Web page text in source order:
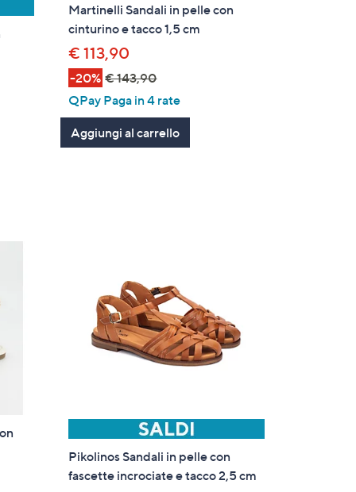
Martinelli Sandali in pelle con
cinturino e tacco 1,5 cm
€ 113,90
-20% € 143,90
QPay Paga in 4 rate
Aggiungi al carrello
Pikolinos Sandali in pelle con
fascette incrociate e tacco 2,5 cm